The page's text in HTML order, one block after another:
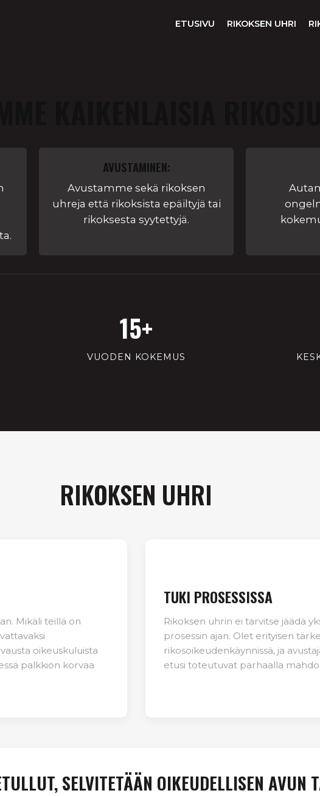
ETUSIVU RIKOKSEN UHRI
AVUSTAMINEN:
Avustamme sekä rikoksen
uhreja että rikoksista epäiltyjä tai
rikoksesta syytettyjä.
15+
VUODEN KOKEMUS
RIKOKSEN UHRI
Mikäli teillä on
oikeuskuluista
palkkion korvaa
TUKI PROSESSISSA
Rikoksen uhrin ei tarvitse jäädä
prosessin ajan. Olet erityisen
rikosoikeudenkäynnissä, ja
etusi toteutuvat parhaalla
SELVITETÄÄN OIKEUDELLISEN AVUN